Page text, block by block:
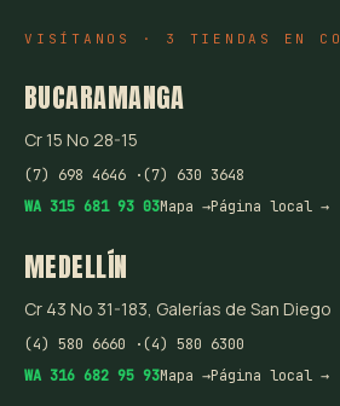
VISÍTANOS · 3 TIENDAS EN
BUCARAMANGA
Cr 15 No 28-15
(7) 698 4646 ·(7) 630 3648
WA 315 681 93 03Mapa →Página local →
MEDELLÍN
Cr 43 No 31-183, Galerías de San Diego
(4) 580 6660 ·(4) 580 6300
WA 316 682 95 93Mapa →Página local →